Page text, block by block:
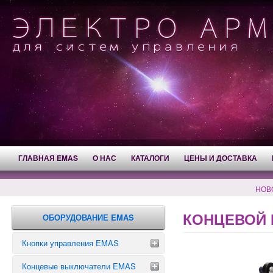
ГЛАВНАЯ EMAS О НАС КАТАЛОГИ ЦЕНЫ И ДОСТАВКА
ОБОРУДОВАНИЕ EMAS
Кнопки управления EMAS
Аварийные кнопки
Концевые выключатели EMAS
КОНЦЕВОЙ